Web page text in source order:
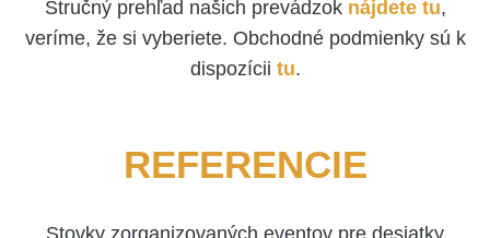
Stručný prehľad našich prevádzok nájdete tu,
veríme, že si vyberiete. Obchodné podmienky sú k
dispozícii tu.
REFERENCIE
Stovky zorganizovaných eventov pre desiatky